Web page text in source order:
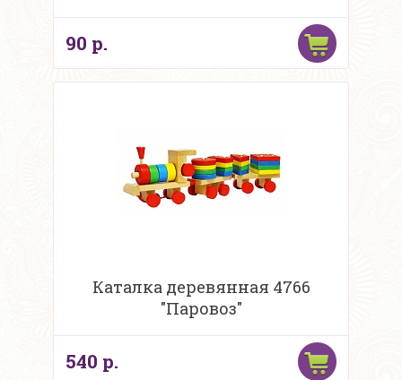
90 р.
Каталка деревянная 4766
"Паровоз"
540 р.